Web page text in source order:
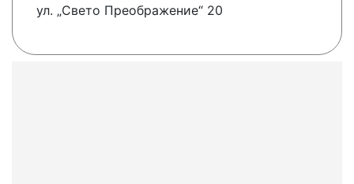
ул. „Свето Преображение“ 20